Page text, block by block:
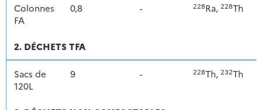
Colonnes
FA
0,8 - 228Ra, 228Th
2. DÉCHETS TFA
Sacs de
120L
9 - 228Th, 232Th